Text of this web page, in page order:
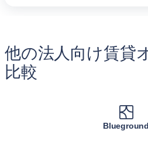
他の法人向け賃貸
比較
Blueground